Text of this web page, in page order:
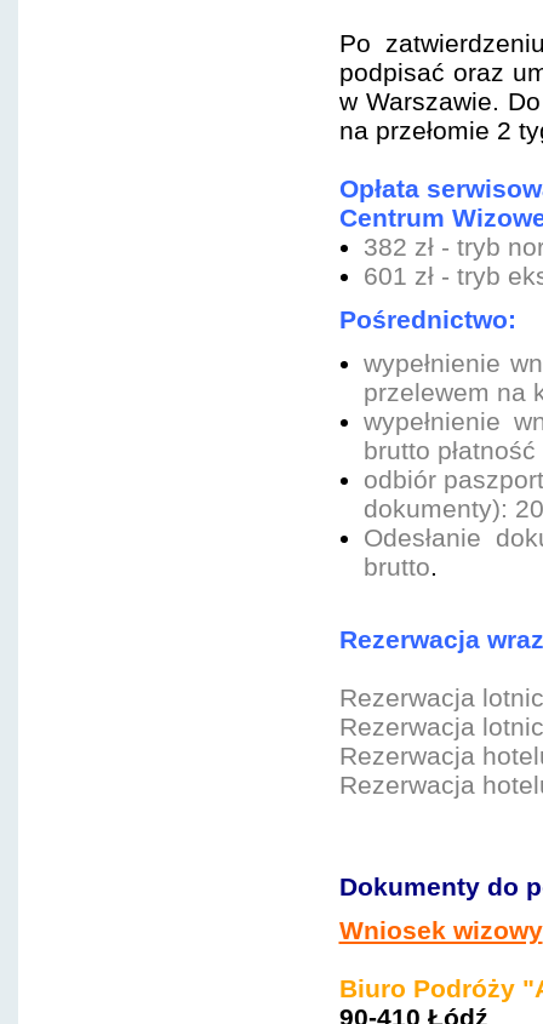
Po
podpisać oraz
w Warszawie.
na przełomie 2
Opłata
Centrum
382 zł - tryb
601 zł - tryb
Pośrednictwo:
wypełnienie
przelewem na
wypełnienie
brutto
odbiór
dokumenty):
Odesłanie
brutto.
Rezerwacja
Rezerwacja
Rezerwacja
Rezerwacja
Rezerwacja
Dokumenty do
Wniosek wizowy
Biuro Podróży
90-410 Łódź